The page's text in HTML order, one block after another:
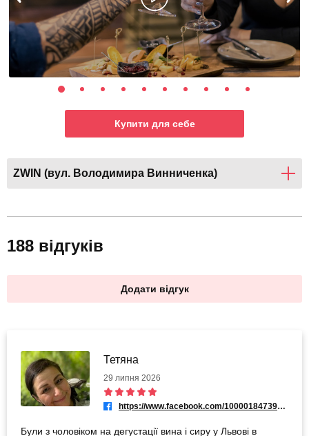
Купити для себе
ZWIN (вул. Володимира Винниченка)
188 відгуків
Додати відгук
Тетяна
29 липня 2026
https://www.facebook.com/100001847397846
Були з чоловіком на дегустації вина і сиру у Львові в